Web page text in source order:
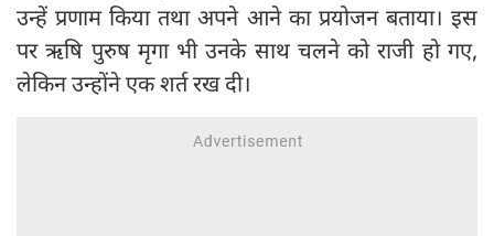
उन्हें प्रणाम किया तथा अपने आने का प्रयोजन बताया। इस
पर ऋषि पुरुष मृगा भी उनके साथ चलने को राजी हो गए,
लेकिन उन्होंने एक शर्त रख दी।